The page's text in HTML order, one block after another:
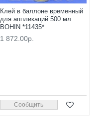
Клей в баллоне временный
для аппликаций 500 мл
BOHIN *11435*
1 872.00р.
Сообщить